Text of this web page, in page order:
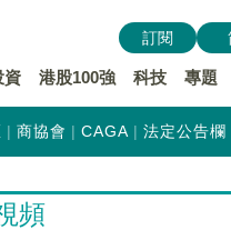
資 港股100強 科技 專題
訂閱
商協會 CAGA 法定公告欄
頻